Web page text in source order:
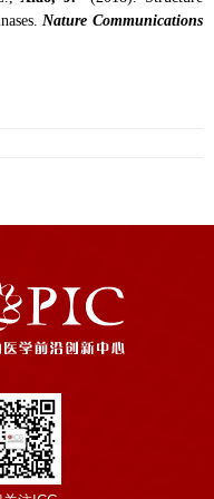
Nature Communications